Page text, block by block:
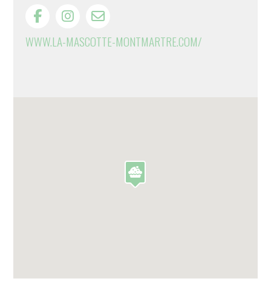
WWW.LA-MASCOTTE-MONTMARTRE.COM/